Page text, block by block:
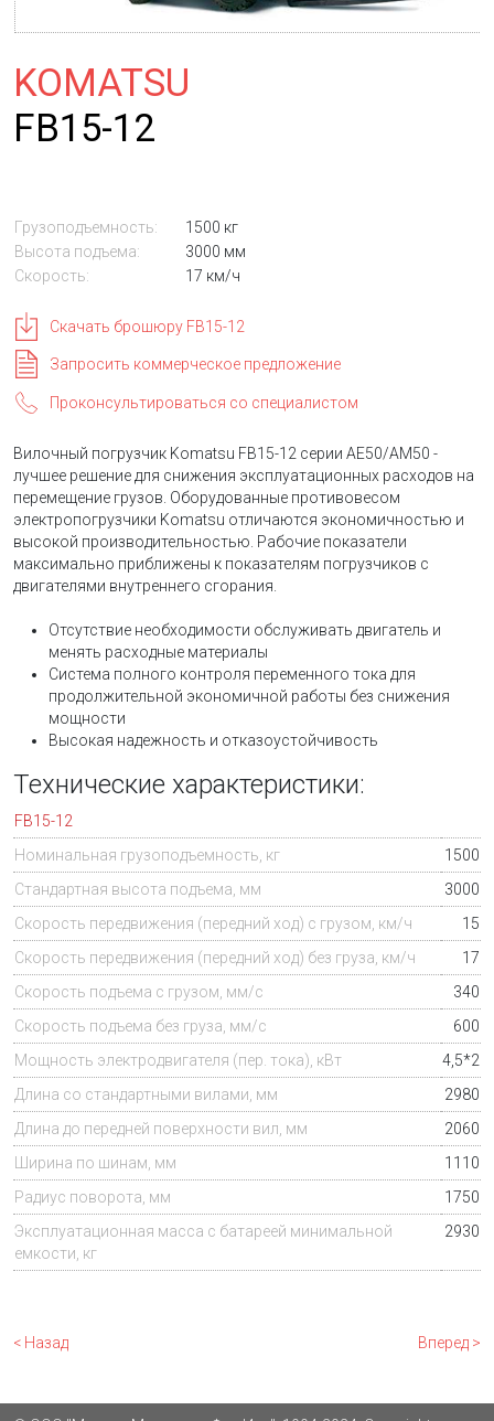
KOMATSU
FB15-12
Грузоподъемность:
1500 кг
Высота подъема:
3000 мм
Скорость:
17 км/ч
Скачать брошюру FB15-12
Запросить коммерческое предложение
Проконсультироваться со специалистом
Вилочный погрузчик Komatsu FB15-12 серии АЕ50/АМ50 -
лучшее решение для снижения эксплуатационных расходов на
перемещение грузов. Оборудованные противовесом
электропогрузчики Komatsu отличаются экономичностью и
высокой производительностью. Рабочие показатели
максимально приближены к показателям погрузчиков с
двигателями внутреннего сгорания.
Отсутствие необходимости обслуживать двигатель и
менять расходные материалы
Система полного контроля переменного тока для
продолжительной экономичной работы без снижения
мощности
Высокая надежность и отказоустойчивость
Технические характеристики:
FB15-12
Номинальная грузоподъемность, кг
1500
Стандартная высота подъема, мм
3000
Скорость передвижения (передний ход) с грузом, км/ч
15
Скорость передвижения (передний ход) без груза, км/ч
17
Скорость подъема с грузом, мм/с
340
Скорость подъема без груза, мм/с
600
Мощность электродвигателя (пер. тока), кВт
4,5*2
Длина со стандартными вилами, мм
2980
Длина до передней поверхности вил, мм
2060
Ширина по шинам, мм
1110
Радиус поворота, мм
1750
Эксплуатационная масса с батареей минимальной
емкости, кг
2930
< Назад Вперед >